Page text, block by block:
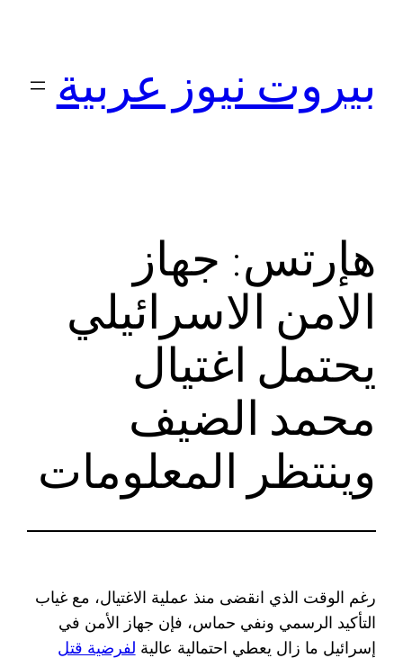
بيروت نيوز عربية
هإرتس: جهاز
الامن الاسرائيلي
يحتمل اغتيال
محمد الضيف
وينتظر المعلومات
رغم الوقت الذي انقضى منذ عملية الاغتيال، مع غياب
التأكيد الرسمي ونفي حماس، فإن جهاز الأمن في
إسرائيل ما زال يعطي احتمالية عالية لفرضية قتل